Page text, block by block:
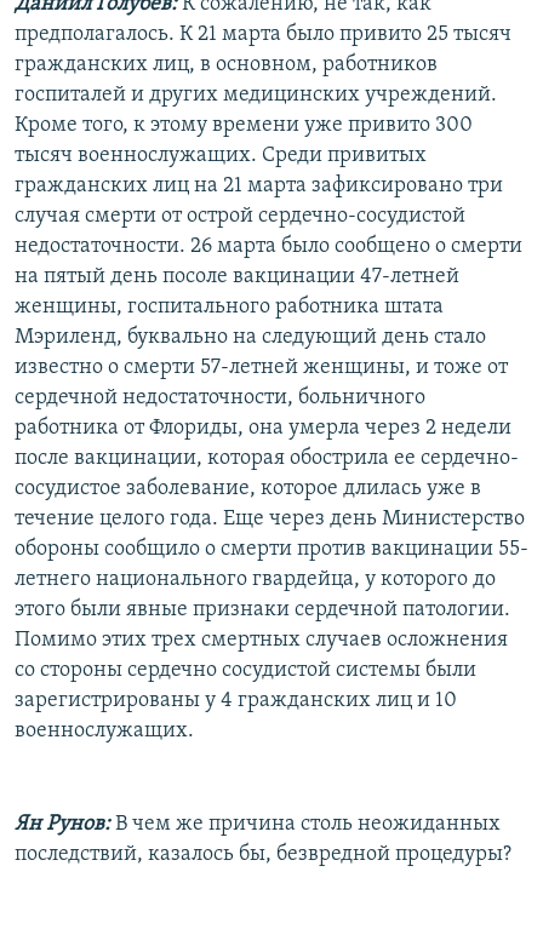
предполагалось. К 21 марта было привито 25 тысяч
гражданских лиц, в основном, работников
госпиталей и других медицинских учреждений.
Кроме того, к этому времени уже привито 300
тысяч военнослужащих. Среди привитых
гражданских лиц на 21 марта зафиксировано три
случая смерти от острой сердечно-сосудистой
недостаточности. 26 марта было сообщено о смерти
на пятый день посоле вакцинации 47-летней
женщины, госпитального работника штата
Мэриленд, буквально на следующий день стало
известно о смерти 57-летней женщины, и тоже от
сердечной недостаточности, больничного
работника от Флориды, она умерла через 2 недели
после вакцинации, которая обострила ее сердечно-
сосудистое заболевание, которое длилась уже в
течение целого года. Еще через день Министерство
обороны сообщило о смерти против вакцинации 55-
летнего национального гвардейца, у которого до
этого были явные признаки сердечной патологии.
Помимо этих трех смертных случаев осложнения
со стороны сердечно сосудистой системы были
зарегистрированы у 4 гражданских лиц и 10
военнослужащих.
Ян Рунов:В чем же причина столь неожиданных
последствий, казалось бы, безвредной процедуры?